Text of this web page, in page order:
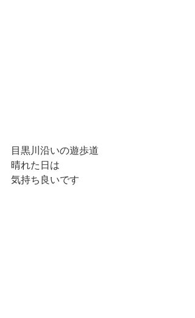
目黒川沿いの遊歩道
晴れた日は
気持ち良いです